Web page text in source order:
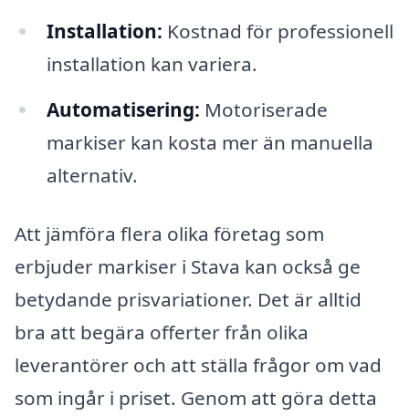
Installation: Kostnad för professionell
installation kan variera.
Automatisering: Motoriserade
markiser kan kosta mer än manuella
alternativ.
Att jämföra flera olika företag som
erbjuder markiser i Stava kan också ge
betydande prisvariationer. Det är alltid
bra att begära offerter från olika
leverantörer och att ställa frågor om vad
som ingår i priset. Genom att göra detta